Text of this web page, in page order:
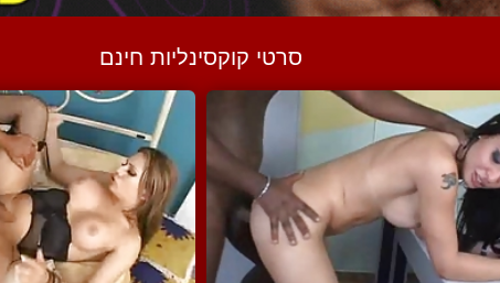
סרטי קוקסינליות חינם